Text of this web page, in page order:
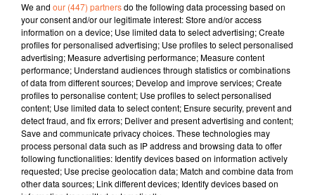
SPORTS MATIN DIMANCHE DU 28 JANVIER
Jean Grellier - Patrice Bémanangy
Le sport près de chez vous
Match nul 0 à 0 des Chamois vendredi lors de la
réception de Chateauroux.
Qualifiction pour le prochain tour de la Coupe Nouvelle
Aquitaine de Gati Foot, FC Autize, Avenir 79 et Le
Tallud.
Nette victoire de Cholet basket à domicile face à
We and our (447) partnersdo the following data processing based on
your consent and/or our legitimate interest: Store and/or access
information on a device; Use limited data to select advertising; Create
profiles for personalised advertising; Use profiles to select personalised
advertising; Measure advertising performance; Measure content
performance; Understand audiences through statistics or combinations
of data from different sources; Develop and improve services; Create
profiles to personalise content; Use profiles to select personalised
content; Use limited data to select content; Ensure security, prevent and
detect fraud, and fix errors; Deliver and present advertising and content;
Save and communicate privacy choices. These technologies may
process personal data such as IP address and browsing data to offer
following functionalities: Identify devices based on information actively
requested; Use precise geolocation data; Match and combine data from
other data sources; Link different devices; Identify devices based on